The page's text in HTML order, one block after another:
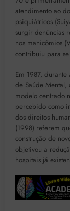
atendimento ao
psiquiátricos
surgir denúncias
nos manicômios
contribuiu para
Em 1987,
de Saúde
modelo centrado
percebido como
dos direitos
(1998) referem
construção de
objetivou a
hospitais já